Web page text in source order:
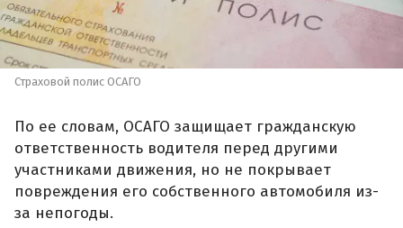
Страховой полис ОСАГО
По ее словам, ОСАГО защищает гражданскую
ответственность водителя перед другими
участниками движения, но не покрывает
повреждения его собственного автомобиля из-
за непогоды.